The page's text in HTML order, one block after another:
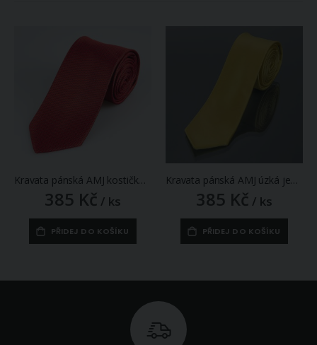
385 Kč / ks
PŘIDEJ DO KOŠÍKU
385 Kč / ks
PŘIDEJ DO KOŠÍKU